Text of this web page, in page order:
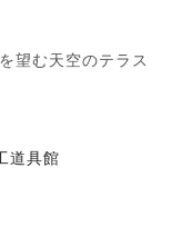
望む天空のテラス
道具館